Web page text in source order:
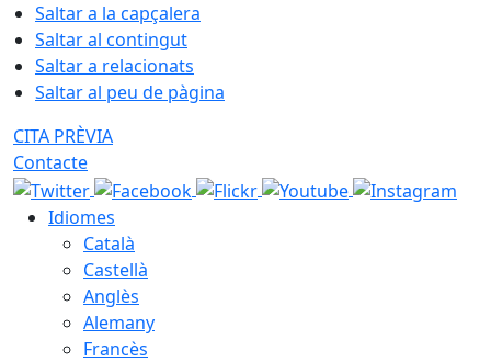
Saltar a la capçalera
Saltar al contingut
Saltar a relacionats
Saltar al peu de pàgina
CITA PRÈVIA
Contacte
Idiomes
Català
Castellà
Anglès
Alemany
Francès